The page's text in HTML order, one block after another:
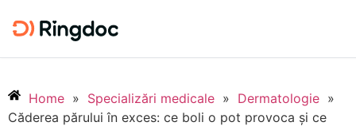
Home » Specializări medicale » Dermatologie »
Căderea părului în exces: ce boli o pot provoca și ce